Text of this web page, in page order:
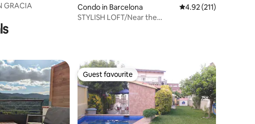
GRACIA
Condo in Barcelona 4.92 out of 5 average
4.92 (211)
STYLISH LOFT/Near the
Guest favourite
Guest favourite